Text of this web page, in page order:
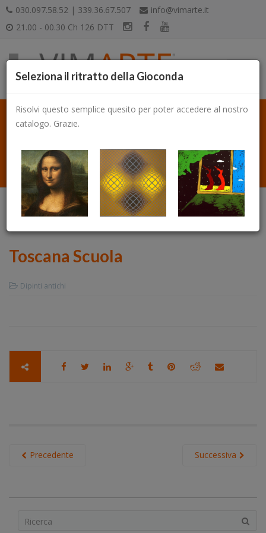
030.097.58.52 | 339.36.67.507
info@vimarte.it
21.00 - 00.30 Ch 126 DTT
Toscana Scuola
Dipinti antichi
Successiva
Precedente
Seleziona il ritratto della Gioconda
Risolvi questo semplice quesito per poter accedere al nostro
catalogo. Grazie.